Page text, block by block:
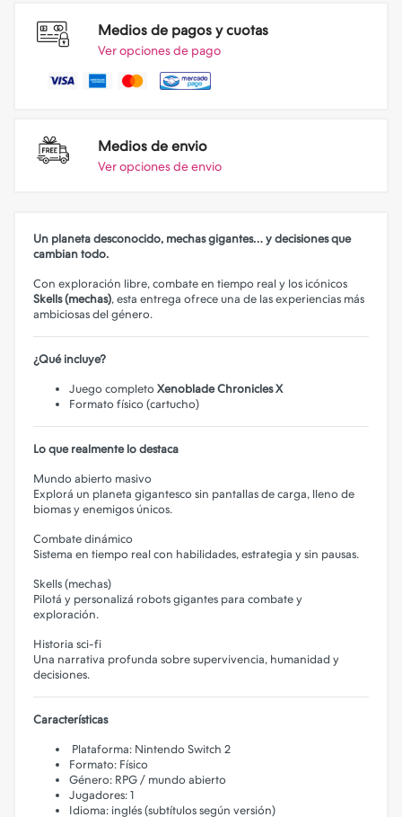
Medios de pagos y cuotas
Ver opciones de pago
Medios de envio
Ver opciones de envio
Un planeta desconocido, mechas gigantes… y decisiones que
cambian todo.
Con exploración libre, combate en tiempo real y los icónicos
Skells (mechas), esta entrega ofrece una de las experiencias más
ambiciosas del género.
¿Qué incluye?
Juego completo Xenoblade Chronicles X
Formato físico (cartucho)
Lo que realmente lo destaca
Mundo abierto masivo
Explorá un planeta gigantesco sin pantallas de carga, lleno de
biomas y enemigos únicos.
Combate dinámico
Sistema en tiempo real con habilidades, estrategia y sin pausas.
Skells (mechas)
Pilotá y personalizá robots gigantes para combate y
exploración.
Historia sci-fi
Una narrativa profunda sobre supervivencia, humanidad y
decisiones.
Características
Plataforma: Nintendo Switch 2
Formato: Físico
Género: RPG / mundo abierto
Jugadores: 1
Idioma: inglés (subtítulos según versión)